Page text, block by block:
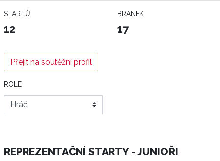
STARTŮ
12
BRANEK
17
Přejít na soutěžní profil
ROLE
REPREZENTAČNÍ STARTY - JUNIOŘI